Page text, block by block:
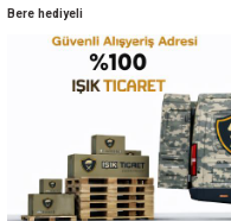
Bere hediyeli